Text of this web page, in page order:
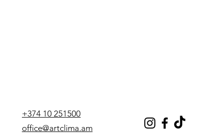
+374 10 251500
office@artclima.am